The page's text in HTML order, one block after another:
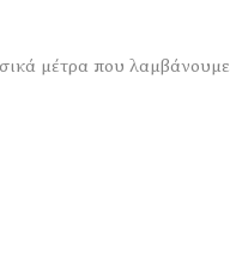
μέτρα που λαμβάνουμε